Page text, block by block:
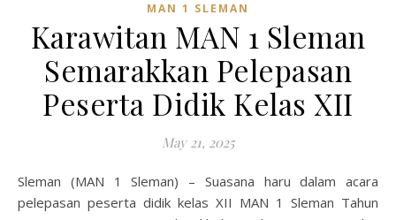
MAN 1 SLEMAN
Karawitan MAN 1 Sleman
Semarakkan Pelepasan
Peserta Didik Kelas XII
May 21, 2025
Sleman (MAN 1 Sleman) – Suasana haru dalam acara
pelepasan peserta didik kelas XII MAN 1 Sleman Tahun